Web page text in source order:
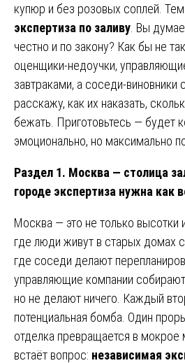
купюр и без розовых соплей.
экспертиза по заливу . Вы
честно и по закону? Как бы не
оценщики-недоучки,
завтраками, а соседи-
расскажу, как их наказать,
бежать. Приготовьтесь — будет
эмоционально, но максимально
Раздел 1. Москва — столица
городе экспертиза нужна как
Москва — это не только высотки
где люди живут в старых домах
где соседи делают
управляющие компании
но не делают ничего. Каждый
потенциальная бомба. Один
отделка превращается в мокрое
встаёт вопрос: независимая